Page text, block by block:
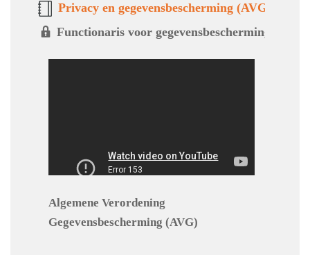
Privacy en gegevensbescherming (AVG)
Functionaris voor gegevensbescherming
Algemene Verordening
Gegevensbescherming (AVG)